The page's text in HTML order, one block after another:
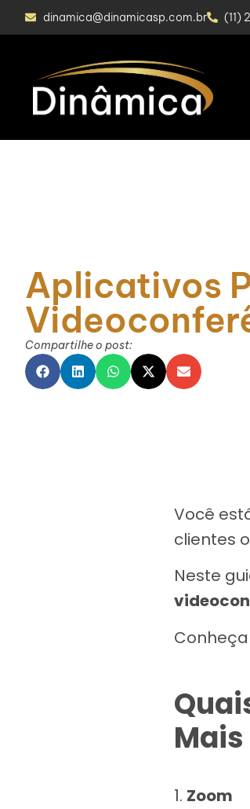
dinamica@dinamicasp.com.br (11)
Aplicativos
Compartilhe o post:
Você
clientes
Neste
1. Zoom